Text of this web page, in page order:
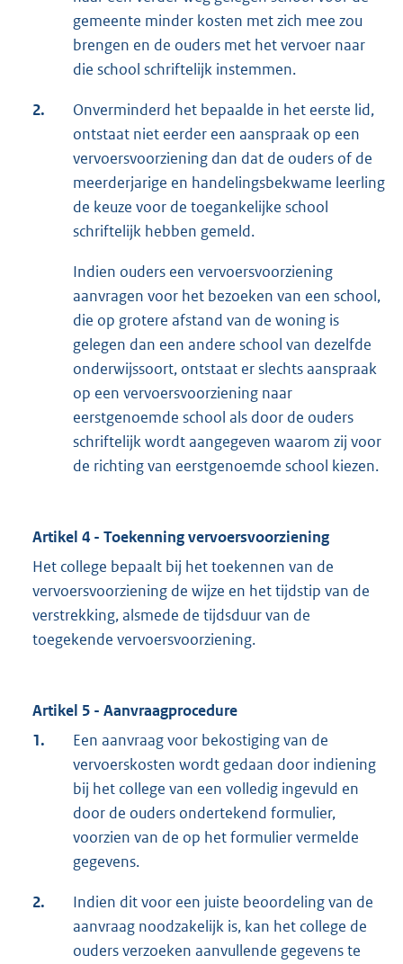
gemeente minder kosten met zich mee zou
brengen en de ouders met het vervoer naar
die school schriftelijk instemmen.
2.
Onverminderd het bepaalde in het eerste lid,
ontstaat niet eerder een aanspraak op een
vervoersvoorziening dan dat de ouders of de
meerderjarige en handelingsbekwame leerling
de keuze voor de toegankelijke school
schriftelijk hebben gemeld.
Indien ouders een vervoersvoorziening
aanvragen voor het bezoeken van een school,
die op grotere afstand van de woning is
gelegen dan een andere school van dezelfde
onderwijssoort, ontstaat er slechts aanspraak
op een vervoersvoorziening naar
eerstgenoemde school als door de ouders
schriftelijk wordt aangegeven waarom zij voor
de richting van eerstgenoemde school kiezen.
Artikel 4 - Toekenning vervoersvoorziening
Het college bepaalt bij het toekennen van de
vervoersvoorziening de wijze en het tijdstip van de
verstrekking, alsmede de tijdsduur van de
toegekende vervoersvoorziening.
Artikel 5 - Aanvraagprocedure
1.
Een aanvraag voor bekostiging van de
vervoerskosten wordt gedaan door indiening
bij het college van een volledig ingevuld en
door de ouders ondertekend formulier,
voorzien van de op het formulier vermelde
gegevens.
2.
Indien dit voor een juiste beoordeling van de
aanvraag noodzakelijk is, kan het college de
ouders verzoeken aanvullende gegevens te